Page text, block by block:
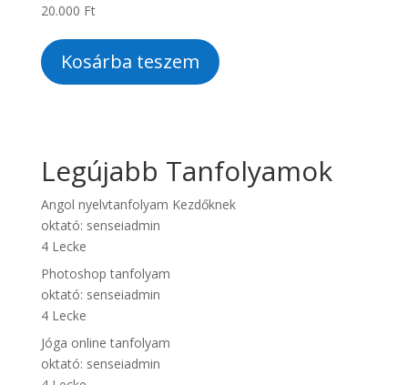
20.000 Ft
Kosárba teszem
Legújabb Tanfolyamok
Angol nyelvtanfolyam Kezdőknek
oktató: senseiadmin
4 Lecke
Photoshop tanfolyam
oktató: senseiadmin
4 Lecke
Jóga online tanfolyam
oktató: senseiadmin